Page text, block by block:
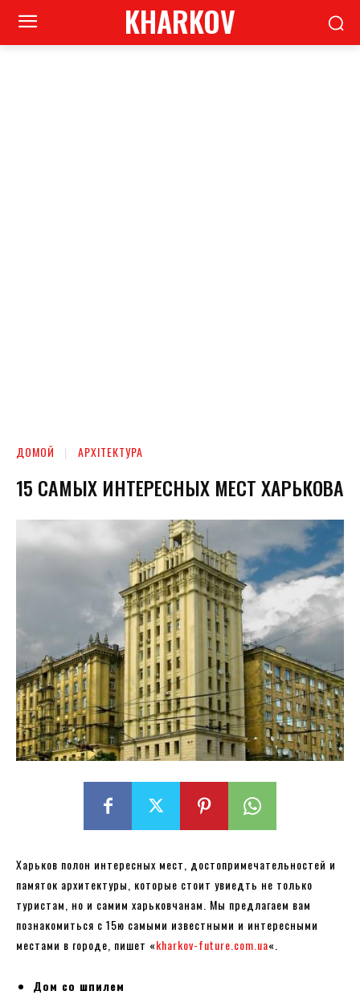
KHARKOV
ДОМОЙ АРХІТЕКТУРА
15 САМЫХ ИНТЕРЕСНЫХ МЕСТ ХАРЬКОВА
Харьков полон интересных мест, достопримечательностей и
памяток архитектуры, которые стоит увиедть не только
туристам, но и самим харьковчанам. Мы предлагаем вам
познакомиться с 15ю самыми известными и интересными
местами в городе, пишет «kharkov-future.com.ua«.
Дом со шпилем